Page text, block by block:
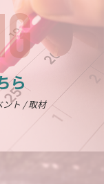
ら
ント / 取材